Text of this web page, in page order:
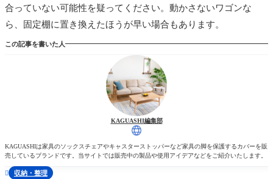
合っていない可能性を疑ってください。動かさないワゴンな
ら、固定棚に置き換えたほうが早い場合もあります。
この記事を書いた人
KAGUASHI編集部
KAGUASHIは家具のソックスチェアやキャスターストッパーなど家具の脚を保護するカバーを販
売しているブランドです。当サイトでは販売中の製品や使用アイデアなどをご紹介いたします。
 収納・整理